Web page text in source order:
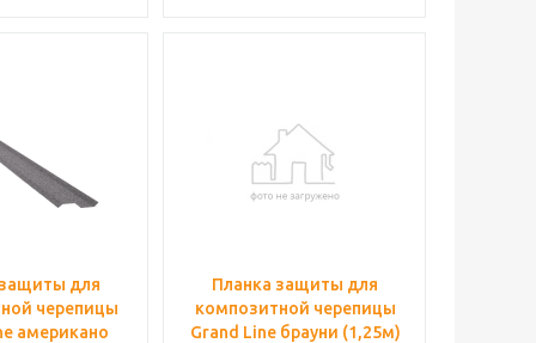
для
черепицы
американо
Планка защиты для
композитной черепицы
Grand Line брауни (1,25м)